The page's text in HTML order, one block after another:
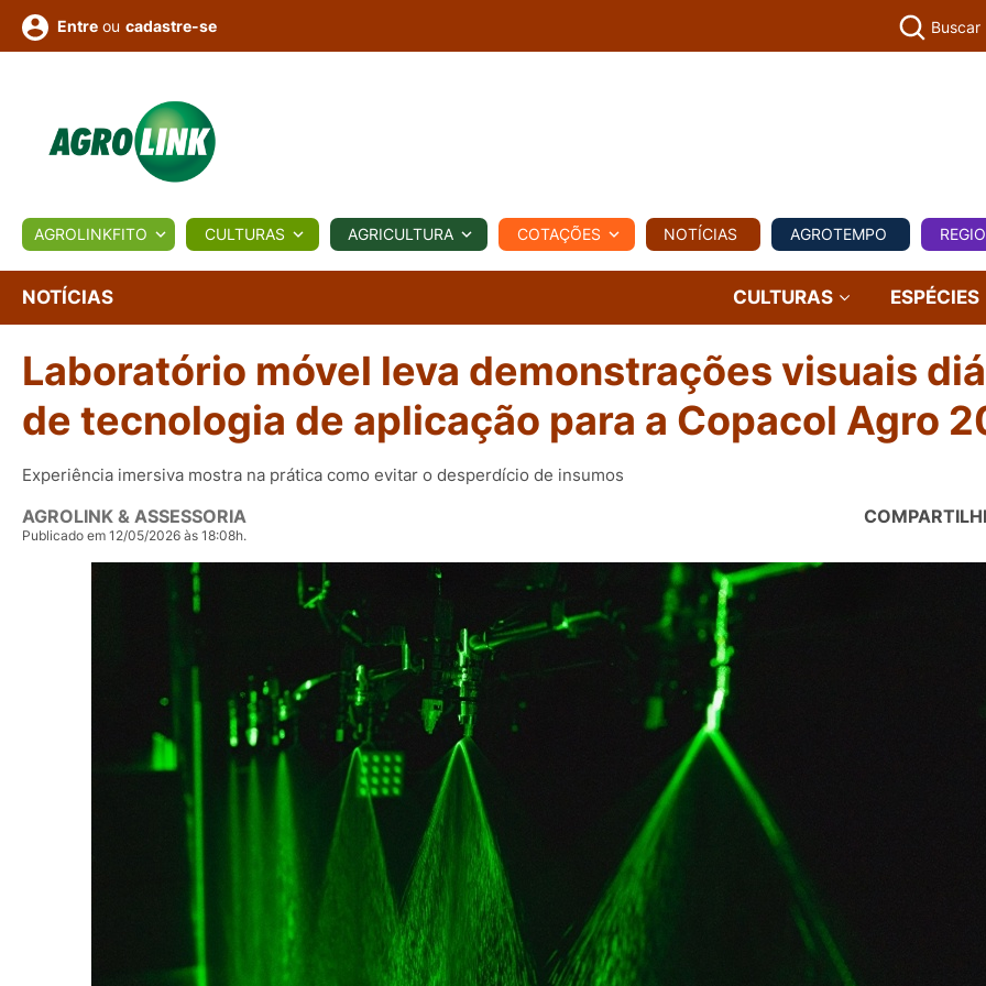
BIOLÓGICOS COTAÇÕES NOTÍCIAS AGROTEMPO REGIONAL COMERCIAL AGROVIAGENS
Conversor Colunistas Eventos
Fotos
e
Vídeos
Entre ou cadastre-se Buscar
AGROLINKFITO CULTURAS AGRICULTURA COTAÇÕES NOTÍCIAS AGROTEMPO
NOTÍCIAS CULTURAS ESPÉCIES
Laboratório móvel leva demonstrações visuais
de tecnologia de aplicação para a Copacol Agro
Experiência imersiva mostra na prática como evitar o desperdício de insumos
AGROLINK & ASSESSORIA
Publicado em 12/05/2026 às 18:08h.